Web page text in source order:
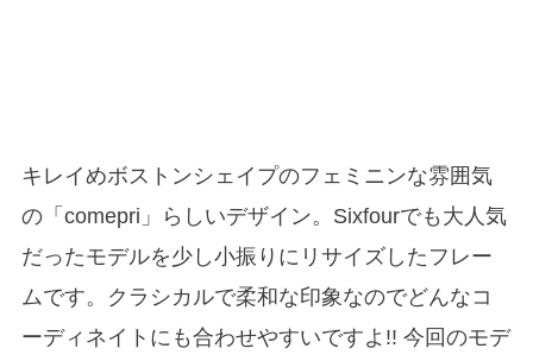
キレイめボストンシェイプのフェミニンな雰囲気
の「comepri」らしいデザイン。Sixfourでも大人気
だったモデルを少し小振りにリサイズしたフレー
ムです。クラシカルで柔和な印象なのでどんなコ
ーディネイトにも合わせやすいですよ!! 今回のモデ